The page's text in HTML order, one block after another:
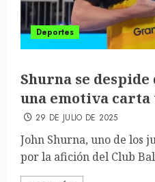
Deportes
Shurna se
una emotiva carta
29 DE JULIO DE 2025
John Shurna, uno de los
por la afición del Club